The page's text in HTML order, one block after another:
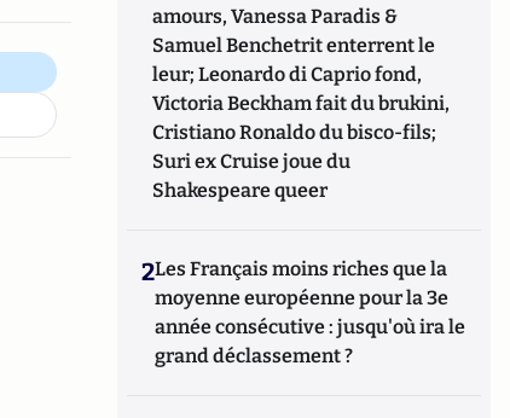
amours, Vanessa Paradis &
Samuel Benchetrit enterrent le
leur; Leonardo di Caprio fond,
Victoria Beckham fait du brukini,
Cristiano Ronaldo du bisco-fils;
Suri ex Cruise joue du
Shakespeare queer
2Les Français moins riches que la
moyenne européenne pour la 3e
année consécutive : jusqu'où ira le
grand déclassement ?